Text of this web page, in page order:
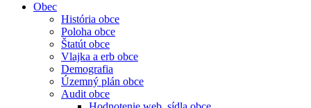
Obec
História obce
Poloha obce
Štatút obce
Vlajka a erb obce
Demografia
Územný plán obce
Audit obce